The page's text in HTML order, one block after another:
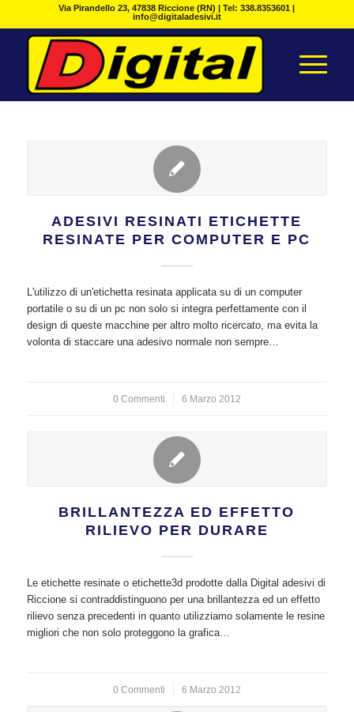
Via Pirandello 23, 47838 Riccione (RN) | Tel: 338.8353601 |
info@digitaladesivi.it
ADESIVI RESINATI ETICHETTE
RESINATE PER COMPUTER E PC
L'utilizzo di un'etichetta resinata applicata su di un computer
portatile o su di un pc non solo si integra perfettamente con il
design di queste macchine per altro molto ricercato, ma evita la
volonta di staccare una adesivo normale non sempre…
0 Commenti
/ 6 Marzo 2012
BRILLANTEZZA ED EFFETTO
RILIEVO PER DURARE
Le etichette resinate o etichette3d prodotte dalla Digital adesivi di
Riccione si contraddistinguono per una brillantezza ed un effetto
rilievo senza precedenti in quanto utilizziamo solamente le resine
migliori che non solo proteggono la grafica…
0 Commenti
/ 6 Marzo 2012